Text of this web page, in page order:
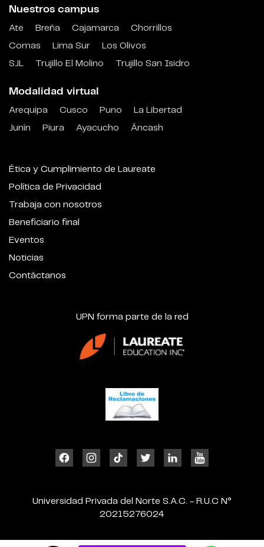
Nuestros campus
Ate Breña Cajamarca
Chorrillos
Comas
Lima Sur
Los Olivos
SJL
Trujillo El Molino Trujillo San Isidro
Modalidad virtual
Arequipa Cusco Puno
La Libertad
Junín
Piura Ayacucho Áncash
Ética y Cumplimiento de Laureate
Política de Privacidad
Trabaja con nosotros
Beneficiario final
Eventos
Noticias
Contáctanos
UPN forma parte de la red
Universidad Privada del Norte S.A.C. - R.U.C N°
20215276024